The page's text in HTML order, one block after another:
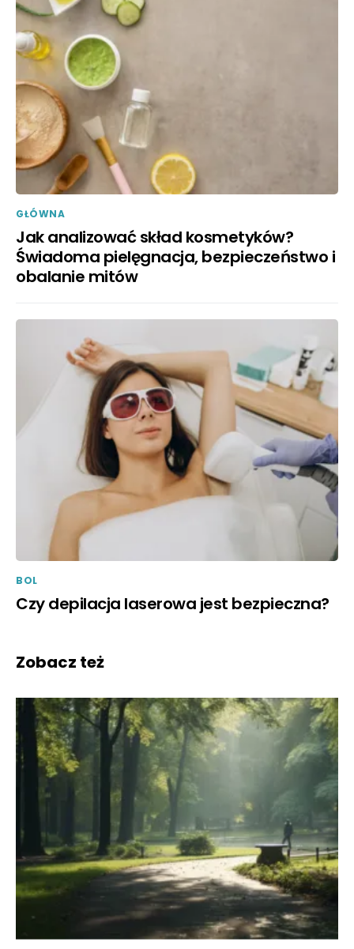
GŁÓWNA
Jak analizować skład kosmetyków?
Świadoma pielęgnacja, bezpieczeństwo i
obalanie mitów
BOL
Czy depilacja laserowa jest bezpieczna?
Zobacz też